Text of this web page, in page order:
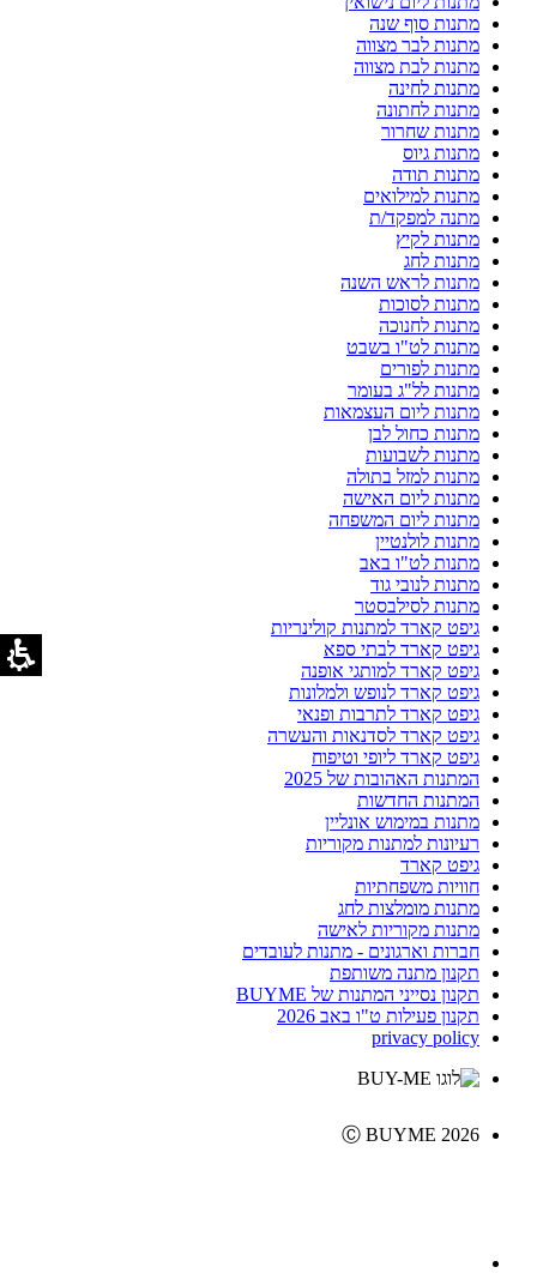
מתנות סוף שנה
מתנות לבר מצווה
מתנות לבת מצווה
מתנות לחינה
מתנות לחתונה
מתנות שחרור
מתנות גיוס
מתנות תודה
מתנות למילואים
מתנה למפקד/ת
מתנות לקיץ
מתנות לחג
מתנות לראש השנה
מתנות לסוכות
מתנות לחנוכה
מתנות לט"ו בשבט
מתנות לפורים
מתנות לל"ג בעומר
מתנות ליום העצמאות
מתנות כחול לבן
מתנות לשבועות
מתנות למזל בתולה
מתנות ליום האישה
מתנות ליום המשפחה
מתנות לולנטיין
מתנות לט"ו באב
מתנות לנובי גוד
מתנות לסילבסטר
גיפט קארד למתנות קולינריות
גיפט קארד לבתי ספא
גיפט קארד למותגי אופנה
גיפט קארד לנופש ולמלונות
גיפט קארד לתרבות ופנאי
גיפט קארד לסדנאות והעשרה
גיפט קארד ליופי וטיפוח
המתנות האהובות של 2025
המתנות החדשות
מתנות במימוש אונליין
רעיונות למתנות מקוריות
גיפט קארד
חוויות משפחתיות
מתנות מומלצות לחג
מתנות מקוריות לאישה
חברות וארגונים - מתנות לעובדים
תקנון מתנה משותפת
תקנון נסייני המתנות של BUYME
תקנון פעילות ט"ו באב 2026
privacy policy
Ⓒ BUYME 2026